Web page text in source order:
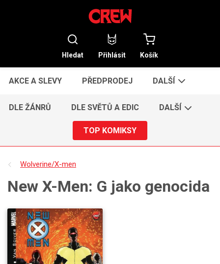
Hledat Přihlásit Košík
AKCE A SLEVY PŘEDPRODEJ DALŠÍ
DLE ŽÁNRŮ DLE SVĚTŮ A EDIC DALŠÍ
TOP KOMIKSY
Wolverine/X-men
New X-Men: G jako genocida